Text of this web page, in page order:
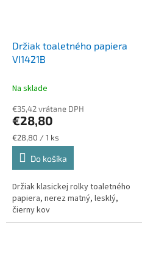
Držiak toaletného papiera
VI1421B
Na sklade
€35,42 vrátane DPH
€28,80
Jednotková
cena:
€28,80 / 1 ks
Do košíka
Držiak klasickej rolky toaletného
papiera, nerez matný, lesklý,
čierny kov